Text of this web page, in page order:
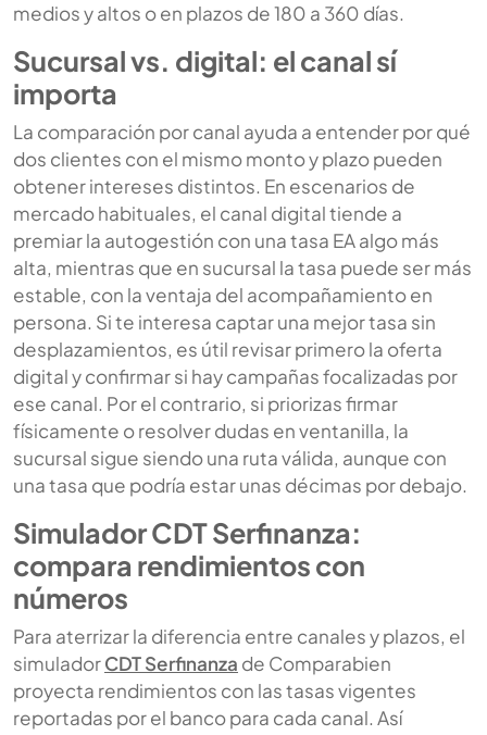
medios y altos o en plazos de 180 a 360 días.
Sucursal vs. digital: el canal sí
importa
La comparación por canal ayuda a entender por qué
dos clientes con el mismo monto y plazo pueden
obtener intereses distintos. En escenarios de
mercado habituales, el canal digital tiende a
premiar la autogestión con una tasa EA algo más
alta, mientras que en sucursal la tasa puede ser más
estable, con la ventaja del acompañamiento en
persona. Si te interesa captar una mejor tasa sin
desplazamientos, es útil revisar primero la oferta
digital y confirmar si hay campañas focalizadas por
ese canal. Por el contrario, si priorizas firmar
físicamente o resolver dudas en ventanilla, la
sucursal sigue siendo una ruta válida, aunque con
una tasa que podría estar unas décimas por debajo.
Simulador CDT Serfinanza:
compara rendimientos con
números
Para aterrizar la diferencia entre canales y plazos, el
simuladorCDT Serfinanza de Comparabien
proyecta rendimientos con las tasas vigentes
reportadas por el banco para cada canal. Así